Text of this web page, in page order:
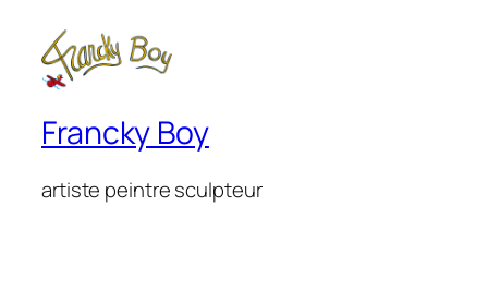
Francky Boy
artiste peintre sculpteur